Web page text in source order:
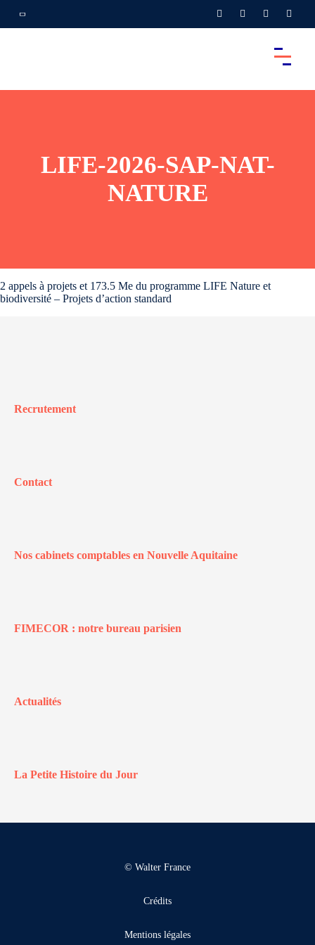
LIFE-2026-SAP-NAT-
NATURE
2 appels à projets et 173.5 Me du programme LIFE Nature et
biodiversité – Projets d’action standard
Recrutement
Contact
Nos cabinets comptables en Nouvelle Aquitaine
FIMECOR : notre bureau parisien
Actualités
La Petite Histoire du Jour
© Walter France
Crédits
Mentions légales